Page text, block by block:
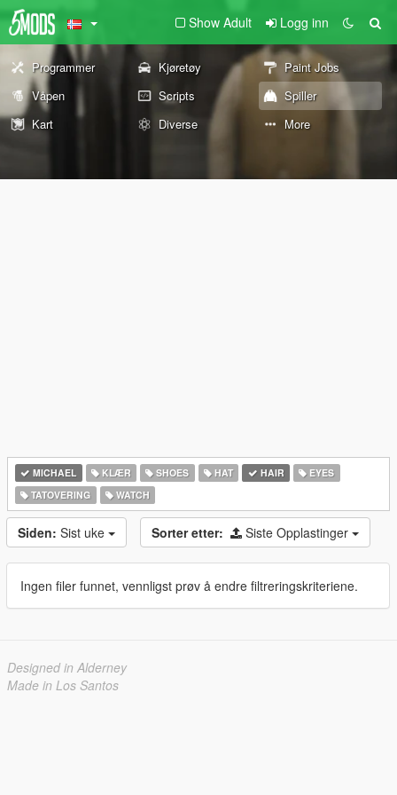
Show Adult Logg inn
Programmer Kjøretøy
Paint Jobs
Våpen
Scripts
Spiller
Kart
Diverse More
MICHAEL KLÆR SHOES HAT HAIR
EYES
TATOVERING
WATCH
Siden: Sist uke Sorter etter: Siste Opplastinger
Ingen filer funnet, vennligst prøv å endre filtreringskriteriene.
Designed in Alderney
Made in Los Santos